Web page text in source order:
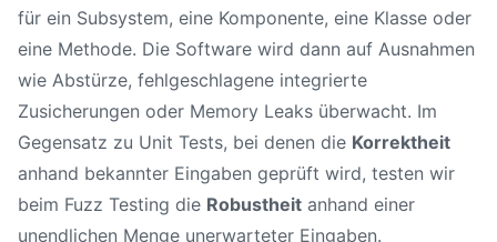
für ein Subsystem, eine Komponente, eine Klasse oder
eine Methode. Die Software wird dann auf Ausnahmen
wie Abstürze, fehlgeschlagene integrierte
Zusicherungen oder Memory Leaks überwacht. Im
Gegensatz zu Unit Tests, bei denen die Korrektheit
anhand bekannter Eingaben geprüft wird, testen wir
beim Fuzz Testing die Robustheit anhand einer
unendlichen Menge unerwarteter Eingaben.